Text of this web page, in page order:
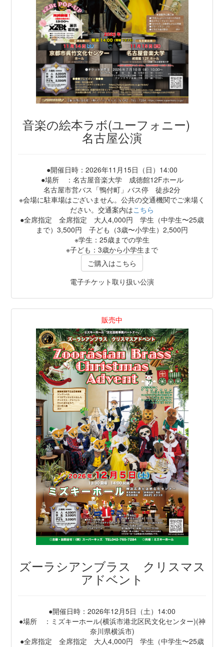
音楽の絵本ラボ(ユーフォニー)
名古屋公演
●開催日時：2026年11月15日（日）14:00
●場所 ：名古屋音楽大学 成徳館12Fホール
名古屋市営バス「鴨付町」バス停 徒歩2分
※会場に駐車場はございません。公共の交通機関でご来場く
ださい。交通案内はこちら
●全席指定 全席指定 大人4,000円 学生（中学生〜25歳
まで）3,500円 子ども（3歳〜小学生）2,500円
※学生：25歳までの学生
※子ども：3歳から小学生まで
ご購入はこちら
電子チケット取り扱い公演
販売中
ズーラシアンブラス クリスマス
アドベント
●開催日時：2026年12月5日（土）14:00
●場所 ：ミズキーホール(横浜市港北区民文化センター)(神
奈川県横浜市)
●全席指定 全席指定 大人4,000円 学生（中学生〜25歳